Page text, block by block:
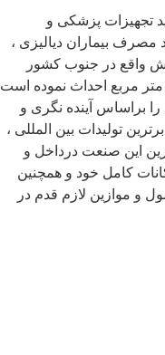
پزشکی و
بیماران دیالیزی ،
جزیره کیش واقع در جنوب کشور
در زمینی به مساحت بالغ بر 32000 متر مربع احداث نموده است
براساس آینده نگری و
تولیدات بین المللی ،
این صنعت درداخل و
کامل خود و همچنین
و موازین لازم قدم در